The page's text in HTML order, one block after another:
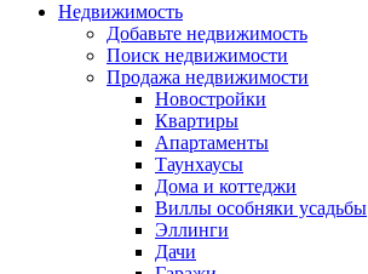
Недвижимость
Добавьте недвижимость
Поиск недвижимости
Продажа недвижимости
Новостройки
Квартиры
Апартаменты
Таунхаусы
Дома и коттеджи
Виллы особняки усадьбы
Эллинги
Дачи